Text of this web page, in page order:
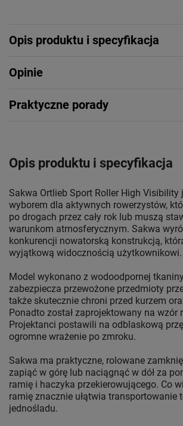
Opis produktu i specyfikacja
Opinie
Praktyczne porady
Opis produktu i specyfikacja
Sakwa Ortlieb Sport Roller High Visibility
wyborem dla aktywnych rowerzystów,
po drogach przez cały rok lub muszą
warunkom atmosferycznym. Sakwa
konkurencji nowatorską konstrukcją,
wyjątkową widocznością użytkownikowi.
Model wykonano z wodoodpornej
zabezpiecza przewożone przedmioty
także skutecznie chroni przed kurzem
Ponadto został zaprojektowany na wzór
Projektanci postawili na odblaskową
ogromne wrażenie po zmroku.
Sakwa ma praktyczne, rolowane
zapiąć w górę lub naciągnąć w dół za
ramię i haczyka przekierowującego. Co
ramię znacznie ułątwia transportowanie
jednośladu.